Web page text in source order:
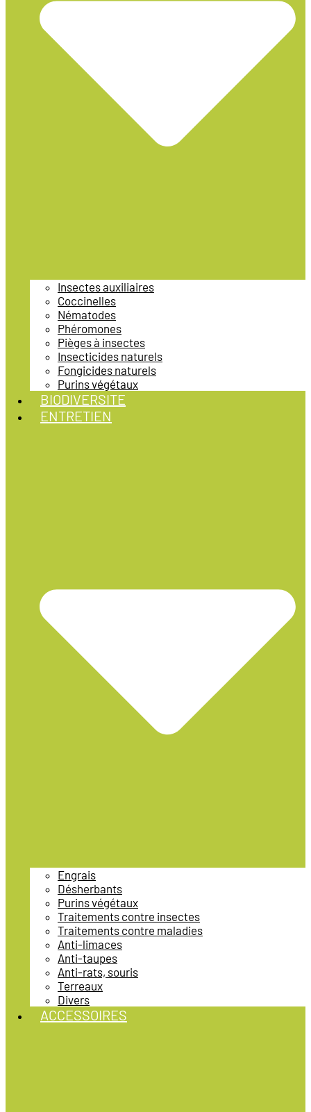
Insectes auxiliaires
Coccinelles
Nématodes
Phéromones
Pièges à insectes
Insecticides naturels
Fongicides naturels
Purins végétaux
BIODIVERSITE
ENTRETIEN
Engrais
Désherbants
Purins végétaux
Traitements contre insectes
Traitements contre maladies
Anti-limaces
Anti-taupes
Anti-rats, souris
Terreaux
Divers
ACCESSOIRES